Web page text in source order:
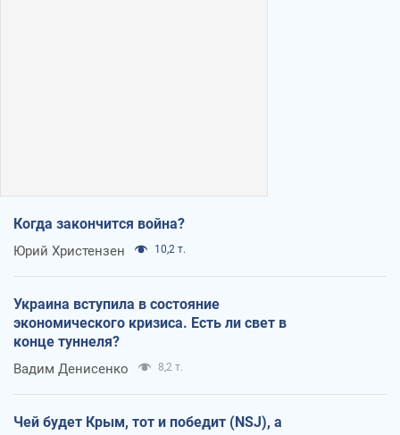
Когда закончится война?
Юрий Христензен 10,2 т.
Украина вступила в состояние
экономического кризиса. Есть ли свет в
конце туннеля?
Вадим Денисенко 8,2 т.
Чей будет Крым, тот и победит (NSJ), а